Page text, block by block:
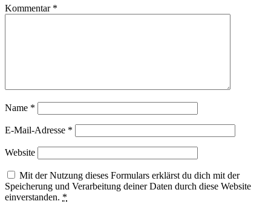
Kommentar *
Name *
E-Mail-Adresse *
Website
Mit der Nutzung dieses Formulars erklärst du dich mit der
Speicherung und Verarbeitung deiner Daten durch diese Website
einverstanden. *